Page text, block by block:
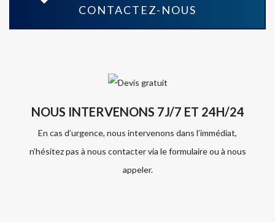
CONTACTEZ-NOUS
NOUS INTERVENONS 7J/7 ET 24H/24
En cas d’urgence, nous intervenons dans l’immédiat,
n’hésitez pas à nous contacter via le formulaire ou à nous
appeler.